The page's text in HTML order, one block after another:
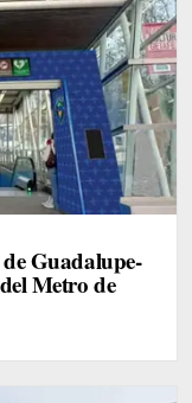
Guadalupe-
Metro de